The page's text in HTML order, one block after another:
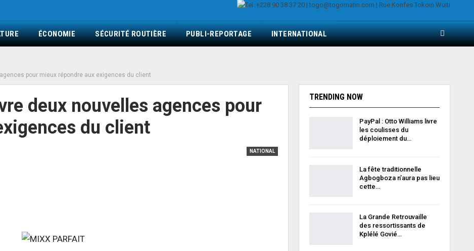
ÉCONOMIE SÉCURITÉ ROUTIÈRE PUBLI-REPORTAGE INTERNATIONAL
pour mieux répondre aux exigences du client
deux nouvelles agences pour
du client
NATIONAL
TRENDING NOW
PayPal : Otto Williams livre
les coulisses du
déploiement du…
La fête traditionnelle
Agbogboza n’aura pas lieu
cette…
La Grande Retrouvaille
des ressortissants de
Kplélé Govié…